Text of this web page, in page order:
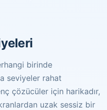
birinde
seviyeler rahat
çözücüler için harikadır,
uzak sessiz bir